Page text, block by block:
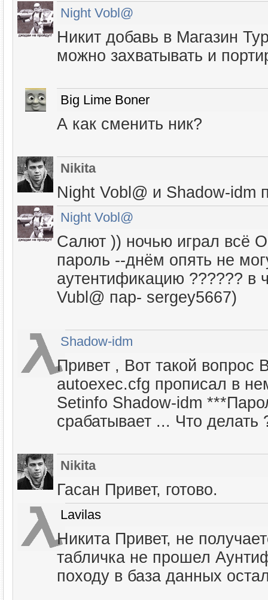
Night Vobl@
Никит добавь в Магазин
можно захватывать и
Big Lime Boner
А как сменить ник?
Nikita
Night Vobl@ и Shadow-idm
Night Vobl@
Салют )) ночью играл всё
пароль --днём опять не
аутентификацию ?????? в
Vubl@ пар- sergey5667)
Shadow-idm
Привет , Вот такой
autoexec.cfg прописал в
Setinfo Shadow-idm
срабатывает ... Что делать
Nikita
Гасан Привет, готово.
Lavilas
Никита Привет, не
табличка не прошел
походу в база данных